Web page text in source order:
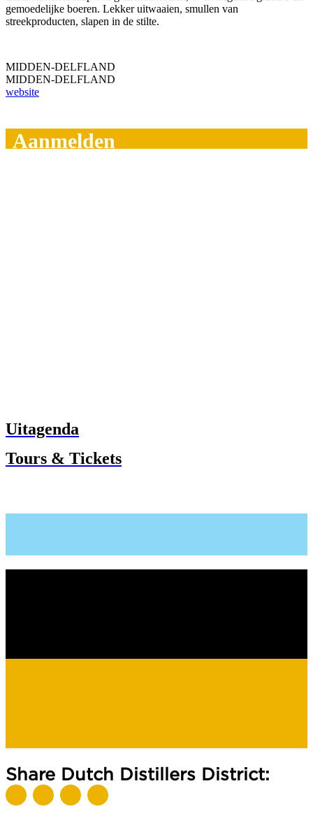
gemoedelijke boeren. Lekker uitwaaien, smullen van
streekproducten, slapen in de stilte.
MIDDEN-DELFLAND
MIDDEN-DELFLAND
website
Aanmelden
Uitagenda
Tours & Tickets
Share Dutch Distillers District: